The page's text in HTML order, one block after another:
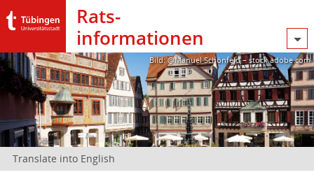
Rats­
informationen
Bild: @Manuel Schönfeld – stock.adobe.com
Translate into English